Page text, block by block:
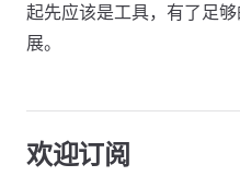
起先应该是工具，有了足
展。
欢迎订阅